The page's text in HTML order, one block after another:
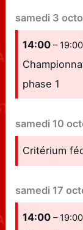
samedi 3
14:00– 19:00
phase 1
samedi 10
Critérium
samedi 17
14:00– 19:00